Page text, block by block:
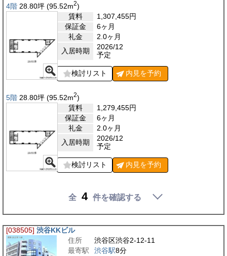
4階 28.80坪 (95.52m2)
賃料
1,307,455円
保証金
6ヶ月
礼金
2.0ヶ月
入居時期
2026/12
予定
検討リスト 内見を予約
5階 28.80坪 (95.52m2)
賃料
1,279,455円
保証金
6ヶ月
礼金
2.0ヶ月
入居時期
2026/12
予定
検討リスト 内見を予約
全 4 件を確認する
[038505] 渋谷KKビル
住所
渋谷区渋谷2-12-11
最寄駅
渋谷駅8分